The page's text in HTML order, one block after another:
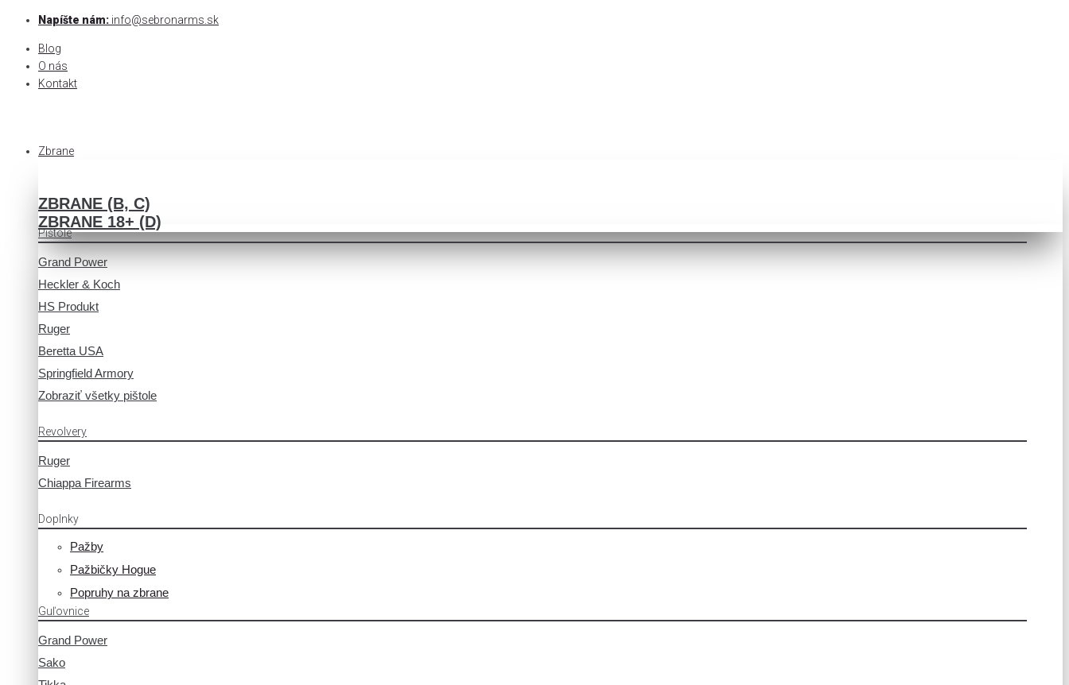
Skip
content
Napíšte nám: info@sebronarms.sk
Blog
O nás
Kontakt
Zbrane
ZBRANE (B, C)
ZBRANE 18+ (D)
Pištole
Grand Power
Heckler & Koch
HS Produkt
Ruger
Beretta USA
Springfield Armory
Zobraziť všetky pištole
Revolvery
Ruger
Chiappa Firearms
Doplnky
Pažby
Pažbičky Hogue
Popruhy na zbrane
Guľovnice
Grand Power
Sako